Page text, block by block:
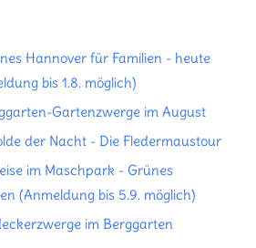
Hannover für Familien - heute
bis 1.8. möglich)
Gartenzwerge im August
der Nacht - Die Fledermaustour
im Maschpark - Grünes
(Anmeldung bis 5.9. möglich)
im Berggarten